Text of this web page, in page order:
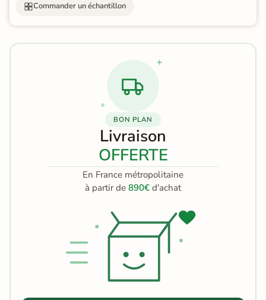
Commander un échantillon
BON PLAN
Livraison
OFFERTE
En France métropolitaine
à partir de 890€ d'achat